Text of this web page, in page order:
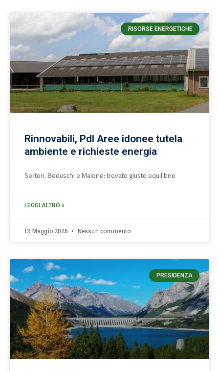
RISORSE ENERGETICHE
Rinnovabili, Pdl Aree idonee tutela
ambiente e richieste energia
Sertori, Beduschi e Maione: trovato giusto equilibrio
LEGGI ALTRO »
12 Maggio 2026 Nessun commento
PRESIDENZA